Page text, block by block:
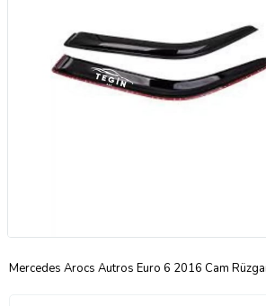
Mercedes Arocs Autros Euro 6 2016 Cam